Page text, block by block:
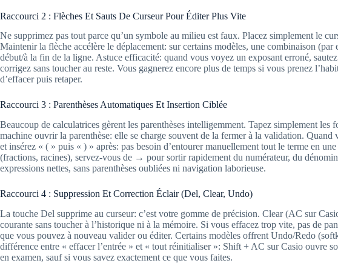
Raccourci 2 : Flèches Et Sauts De Curseur Pour Éditer Plus Vite
Ne supprimez pas tout parce qu’un symbole au milieu est faux. Placez simplement le
Maintenir la flèche accélère le déplacement: sur certains modèles, une combinaison
début/à la fin de la ligne. Astuce efficacité: quand vous voyez un exposant erroné,
corrigez sans toucher au reste. Vous gagnerez encore plus de temps si vous prenez
d’effacer puis retaper.
Raccourci 3 : Parenthèses Automatiques Et Insertion Ciblée
Beaucoup de calculatrices gèrent les parenthèses intelligemment. Tapez simplement les
machine ouvrir la parenthèse: elle se charge souvent de la fermer à la validation.
et insérez « ( » puis « ) » après: pas besoin d’entourer manuellement tout le terme en
(fractions, racines), servez-vous de → pour sortir rapidement du numérateur, du
expressions nettes, sans parenthèses oubliées ni navigation laborieuse.
Raccourci 4 : Suppression Et Correction Éclair (Del, Clear, Undo)
La touche Del supprime au curseur: c’est votre gomme de précision. Clear (AC sur
courante sans toucher à l’historique ni à la mémoire. Si vous effacez trop vite, pas de
que vous pouvez à nouveau valider ou éditer. Certains modèles offrent Undo/Redo
différence entre « effacer l’entrée » et « tout réinitialiser »: Shift + AC sur Casio ouvre
en examen, sauf si vous savez exactement ce que vous faites.